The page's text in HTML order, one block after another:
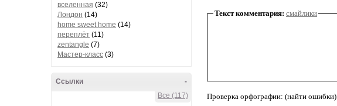
вселенная (32)
Лондон (14)
home sweet home (14)
переплёт (11)
zentangle (7)
Мастер-класс (3)
-
Ссылки
Все (117)
Текст комментария: смайлики
Проверка орфографии: (найти ошибки)